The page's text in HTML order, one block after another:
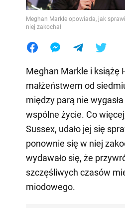
Meghan Markle opowiada, jak
niej zakochał
Meghan Markle i książę
małżeństwem od
między parą nie wygasła
wspólne życie. Co
Sussex, udało jej się
ponownie się w niej
wydawało się, że
szczęśliwych czasów
miodowego.